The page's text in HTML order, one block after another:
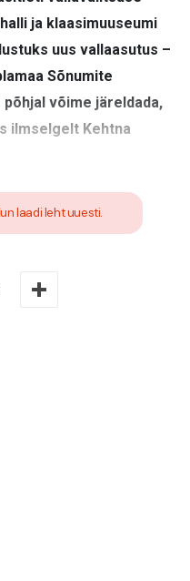
ja klaasimuuseumi
uus vallaasutus –
Sõnumite
võime järeldada,
ilmselgelt Kehtna
laadi leht uuesti.